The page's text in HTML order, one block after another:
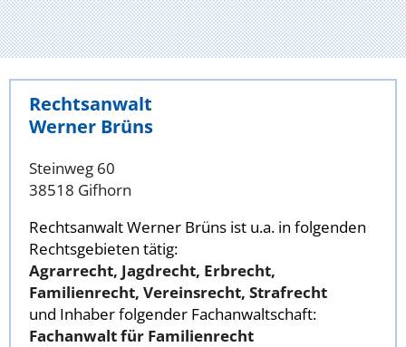
Rechtsanwalt
Werner Brüns
Steinweg 60
38518 Gifhorn
Rechtsanwalt Werner Brüns ist u.a. in folgenden
Rechtsgebieten tätig:
Agrarrecht, Jagdrecht, Erbrecht,
Familienrecht, Vereinsrecht, Strafrecht
und Inhaber folgender Fachanwaltschaft:
Fachanwalt für Familienrecht